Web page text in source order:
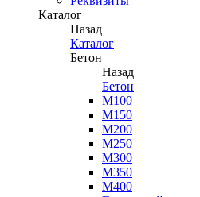
Каталог
Назад
Каталог
Бетон
Назад
Бетон
М100
М150
М200
М250
М300
М350
М400